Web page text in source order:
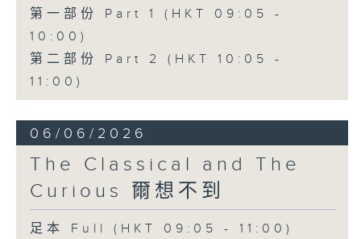
第一部份 Part 1 (HKT 09:05 -
10:00)
第二部份 Part 2 (HKT 10:05 -
11:00)
06/06/2026
The Classical and The
Curious 爾想不到
足本 Full (HKT 09:05 - 11:00)